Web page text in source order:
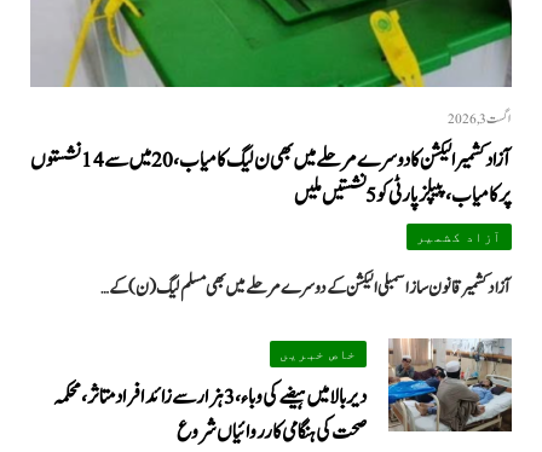
اگست 3, 2026
آزاد کشمیر الیکشن کا دوسرے مرحلے میں بھی ن لیگ کامیاب، 20 میں سے 14 نشستوں
پر کامیاب، پیپلزپارٹی کو 5 نشستیں ملیں
آزاد کشمیر
آزاد کشمیر قانون ساز اسمبلی الیکشن کے دوسرے مرحلے میں بھی مسلم لیگ (ن) کے…
خاص خبریں
دیر بالا میں ہیضے کی وباء، 3 ہزار سے زائد افراد متاثر، محکمہ
صحت کی ہنگامی کارروائیاں شروع